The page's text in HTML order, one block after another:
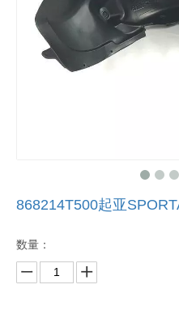
868214T500起亚
数量：